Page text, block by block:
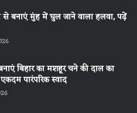
बनाएं मुंह में घुल जाने वाला हलवा, पढ़ें
बिहार का मशहूर चने की दाल का
पारंपरिक स्वाद